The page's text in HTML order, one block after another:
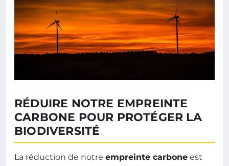
RÉDUIRE NOTRE EMPREINTE
CARBONE POUR PROTÉGER LA
BIODIVERSITÉ
La réduction de notre empreinte carbone est